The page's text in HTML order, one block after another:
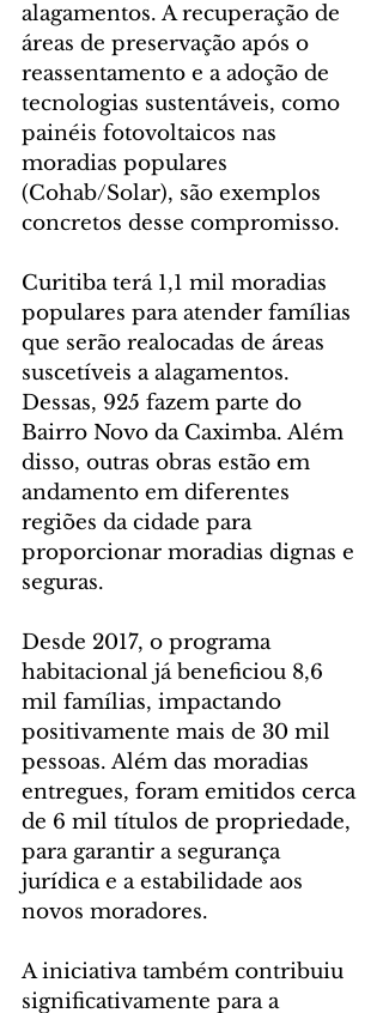
alagamentos. A recuperação de
áreas de preservação após o
reassentamento e a adoção de
tecnologias sustentáveis, como
painéis fotovoltaicos nas
moradias populares
(Cohab/Solar), são exemplos
concretos desse compromisso.
Curitiba terá 1,1 mil moradias
populares para atender famílias
que serão realocadas de áreas
suscetíveis a alagamentos.
Dessas, 925 fazem parte do
Bairro Novo da Caximba. Além
disso, outras obras estão em
andamento em diferentes
regiões da cidade para
proporcionar moradias dignas e
seguras.
Desde 2017, o programa
habitacional já beneficiou 8,6
mil famílias, impactando
positivamente mais de 30 mil
pessoas. Além das moradias
entregues, foram emitidos cerca
de 6 mil títulos de propriedade,
para garantir a segurança
jurídica e a estabilidade aos
novos moradores.
A iniciativa também contribuiu
significativamente para a